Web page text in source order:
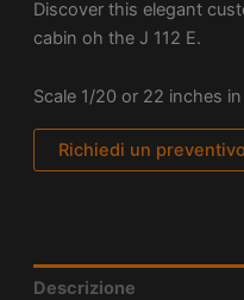
Discover this elegant
cabin oh the J 112 E.
Scale 1/20 or 22 inches
Richiedi un preventivo
Descrizione